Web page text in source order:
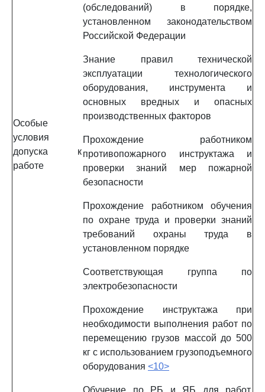
Особые
условия
допуска к
работе
(обследований) в порядке,
установленном законодательством
Российской Федерации
Знание правил технической
эксплуатации технологического
оборудования, инструмента и
основных вредных и опасных
производственных факторов
Прохождение работником
противопожарного инструктажа и
проверки знаний мер пожарной
безопасности
Прохождение работником обучения
по охране труда и проверки знаний
требований охраны труда в
установленном порядке
Соответствующая группа по
электробезопасности
Прохождение инструктажа при
необходимости выполнения работ по
перемещению грузов массой до 500
кг с использованием грузоподъемного
оборудования <10>
Обучение по РБ и ЯБ для работ,